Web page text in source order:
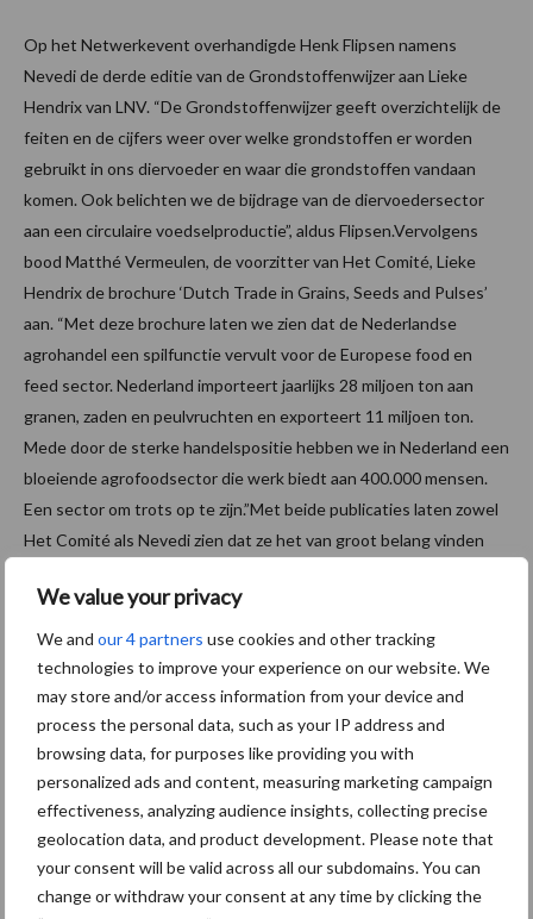
We value your privacy
We and our 4 partners use cookies and other tracking
technologies to improve your experience on our website. We
may store and/or access information from your device and
process the personal data, such as your IP address and
browsing data, for purposes like providing you with
personalized ads and content, measuring marketing campaign
effectiveness, analyzing audience insights, collecting precise
geolocation data, and product development. Please note that
your consent will be valid across all our subdomains. You can
change or withdraw your consent at any time by clicking the
Op het Netwerkevent overhandigde Henk Flipsen namens
Nevedi de derde editie van de Grondstoffenwijzer aan Lieke
Hendrix van LNV. “De Grondstoffenwijzer geeft overzichtelijk de
feiten en de cijfers weer over welke grondstoffen er worden
gebruikt in ons diervoeder en waar die grondstoffen vandaan
komen. Ook belichten we de bijdrage van de diervoedersector
aan een circulaire voedselproductie”, aldus Flipsen.Vervolgens
bood Matthé Vermeulen, de voorzitter van Het Comité, Lieke
Hendrix de brochure ‘Dutch Trade in Grains, Seeds and Pulses’
aan. “Met deze brochure laten we zien dat de Nederlandse
agrohandel een spilfunctie vervult voor de Europese food en
feed sector. Nederland importeert jaarlijks 28 miljoen ton aan
granen, zaden en peulvruchten en exporteert 11 miljoen ton.
Mede door de sterke handelspositie hebben we in Nederland een
bloeiende agrofoodsector die werk biedt aan 400.000 mensen.
Een sector om trots op te zijn.”Met beide publicaties laten zowel
Het Comité als Nevedi zien dat ze het van groot belang vinden
welke rol de diervoedersector en de agrohandel in ons
agrofoodsysteem speelt.
Het Comité
Aanbevolen voor jou!
Grondstoffenmarkt blijft
grillig: droogte en
geopolitiek houden handel